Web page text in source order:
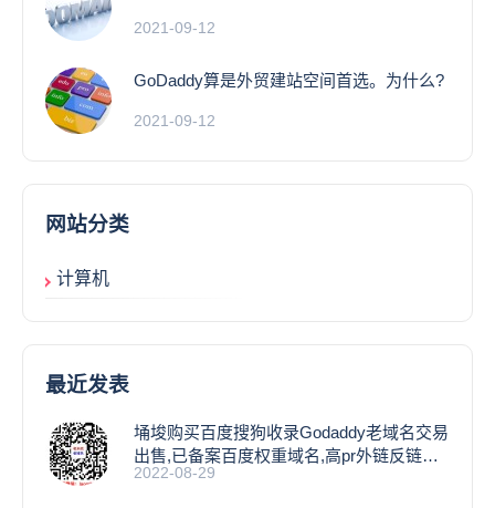
2021-09-12
GoDaddy算是外贸建站空间首选。为什么?
2021-09-12
网站分类
计算机
最近发表
埇埈购买百度搜狗收录Godaddy老域名交易
出售,已备案百度权重域名,高pr外链反链域
名
2022-08-29